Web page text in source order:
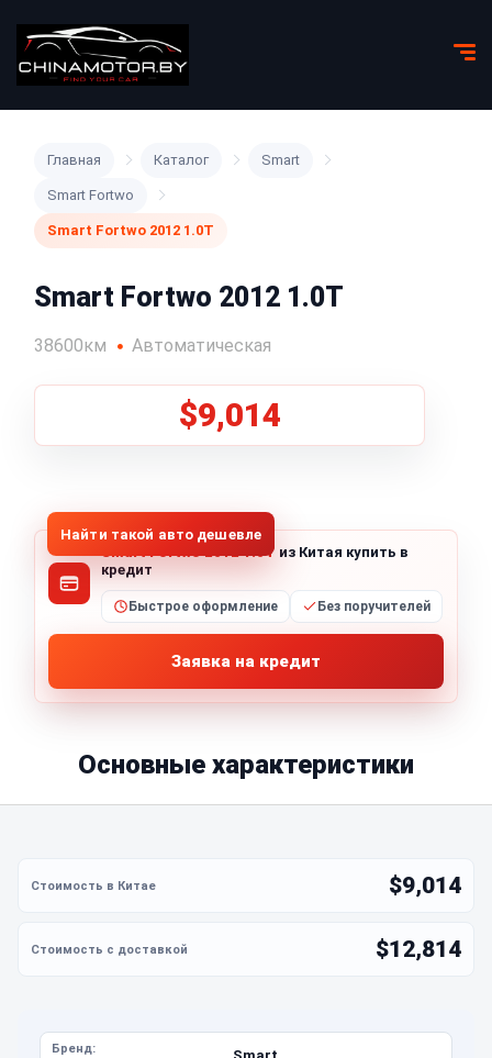
Главная Каталог Smart
Smart Fortwo
Smart Fortwo 2012 1.0T
Smart Fortwo 2012 1.0T
38600км Автоматическая
$9,014
Найти такой авто дешевле
Smart Fortwo 2012 1.0T из Китая купить в
кредит
Быстрое оформление Без поручителей
Заявка на кредит
Основные характеристики
$9,014
$12,814
Бренд: Smart